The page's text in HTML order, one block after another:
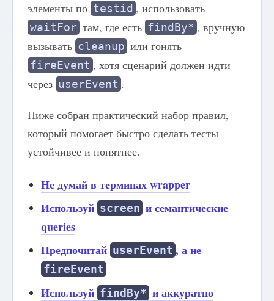
элементы по testid , использовать
waitFor там, где есть findBy* , вручную
вызывать cleanup или гонять
fireEvent , хотя сценарий должен идти
через userEvent .
Ниже собран практический набор правил,
который помогает быстро сделать тесты
устойчивее и понятнее.
Не думай в терминах wrapper
Используй screen и семантические
queries
Предпочитай userEvent , а не
fireEvent
Используй findBy* и аккуратно